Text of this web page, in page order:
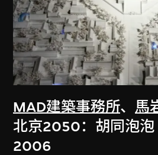
MAD建築事務所、 馬
北京2050：胡同泡泡
2006